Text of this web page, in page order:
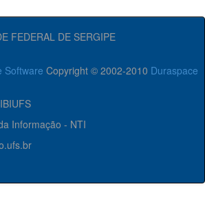
FEDERAL DE SERGIPE
Software Copyright © 2002-2010 Duraspace
Informação - NTI